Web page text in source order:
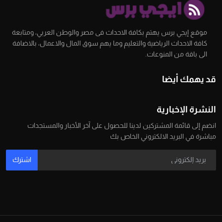
موقع إيجي برس يهتم بكافة الاحداث فى مصر والوطن العربي، ومتابعة
كافة الاحداث الرياضية والتعليم وما يهم سوق المال والاعمال، بالاضافة
الى باقة من المنوعات.
قد يهمك أيضا
النشرة الإخبارية
انضم إلى قائمة المشتركين لدينا للحصول على آخر الأخبار والمستجدات
مباشرة في البريد الالكتروني الخاص بك
اشترك